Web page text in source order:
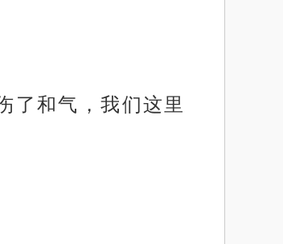
了和气，我们这里